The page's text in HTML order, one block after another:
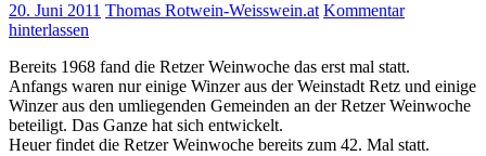
20. Juni 2011 Thomas Rotwein-Weisswein.at Kommentar
hinterlassen
Bereits 1968 fand die Retzer Weinwoche das erst mal statt.
Anfangs waren nur einige Winzer aus der Weinstadt Retz und einige
Winzer aus den umliegenden Gemeinden an der Retzer Weinwoche
beteiligt. Das Ganze hat sich entwickelt.
Heuer findet die Retzer Weinwoche bereits zum 42. Mal statt.